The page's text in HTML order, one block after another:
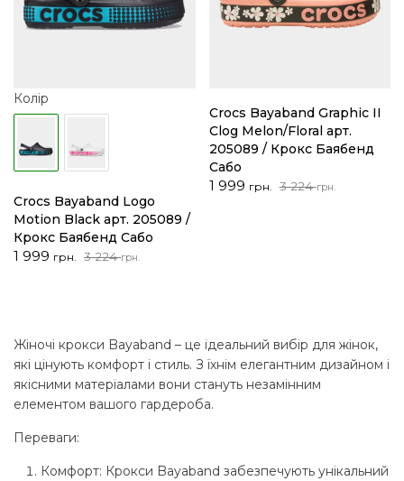
Жіночі крокси Bayaband – це ідеальний вибір для жінок,
які цінують комфорт і стиль. З їхнім елегантним дизайном і
якісними матеріалами вони стануть незамінним
елементом вашого гардероба.
Переваги:
Комфорт: Крокси Bayaband забезпечують унікальний
Колір
Crocs Bayaband Logo
Motion Black арт. 205089 /
Крокс Баябенд Сабо
3 224грн.
Оригінальна
1 999 грн.
Поточна
Crocs Bayaband Graphic II
Clog Melon/Floral арт.
205089 / Крокс Баябенд
Сабо
3 224грн.
Оригінальна
1 999 грн.
Поточна